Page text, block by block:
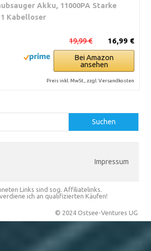
Akku, 11000PA Starke
Kabelloser
16,99 €
19,99 €
Bei Amazon
ansehen
Preis inkl. MwSt., zzgl. Versandkosten
Suchen
Impressum
Links sind sog. Affiliatelinks.
ich an qualifizierten Käufen!
© 2024 Ostsee-Ventures UG